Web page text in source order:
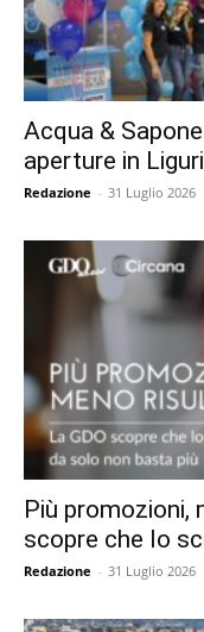
Acqua &
aperture in
Redazione - 31 Luglio 2026
Più promozioni,
scopre che lo
Redazione - 31 Luglio 2026